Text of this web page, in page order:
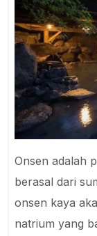
Onsen adalah
berasal dari
onsen kaya
natrium yang